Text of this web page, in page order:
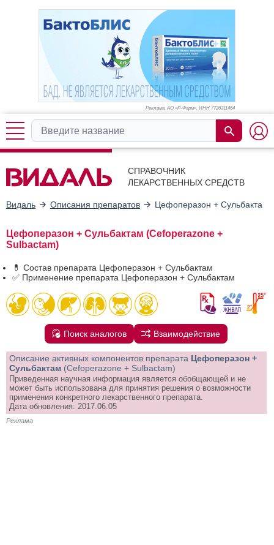
Реклама. АО «Р-Фарм», ИНН 7726311464
СПРАВОЧНИК
ЛЕКАРСТВЕННЫХ СРЕДСТВ
Видаль Описания препаратов Цефоперазон + Сульбактам
Цефоперазон + Сульбактам (Cefoperazone +
Sulbactam)
💊 Состав препарата Цефоперазон + Сульбактам
✅ Применение препарата Цефоперазон + Сульбактам
Поиск аналогов Взаимодействие
Описание активных компонентов препарата Цефоперазон +
Сульбактам (Cefoperazone + Sulbactam)
Приведенная научная информация является обобщающей и не
может быть использована для принятия решения о возможности
применения конкретного лекарственного препарата.
Дата обновления: 2017.06.05
Реклама